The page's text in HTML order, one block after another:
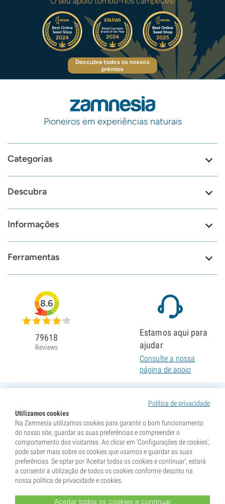
Descubra todos os nossos
prémios
Pioneiros em experiências naturais
Categorias
Descubra
Informações
Ferramentas
Política de privacidade
Utilizamos cookies
Na Zamnesia utilizamos cookies para garantir o bom funcionamento
do nosso site, guardar as suas preferências e compreender o
comportamento dos visitantes. Ao clicar em 'Configurações de cookies',
pode saber mais sobre os cookies que usamos e guardar as suas
preferências. Se optar por 'Aceitar todos os cookies e continuar', estará
a consentir a utilização de todos os cookies conforme descrito na
nossa política de privacidade e cookies.
Aceitar todos os cookies e continuar
8.6
79618
Reviews
Estamos aqui para
ajudar
Consulte a nossa
página de apoio